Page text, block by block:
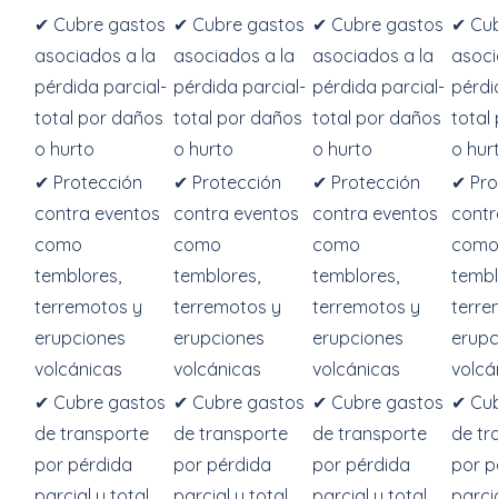
✔ Cubre gastos
asociados a la
pérdida parcial-
total por daños
o hurto
✔ Cubre gastos
asociados a la
pérdida parcial-
total por daños
o hurto
✔ Cubre gastos
asociados a la
pérdida parcial-
total por daños
o hurto
✔
total
o
✔ Protección
contra eventos
como
temblores,
terremotos y
erupciones
volcánicas
✔ Protección
contra eventos
como
temblores,
terremotos y
erupciones
volcánicas
✔ Protección
contra eventos
como
temblores,
terremotos y
erupciones
volcánicas
✔
como
✔ Cubre gastos
de transporte
por pérdida
✔ Cubre gastos
de transporte
por pérdida
✔ Cubre gastos
de transporte
por pérdida
✔
de
por